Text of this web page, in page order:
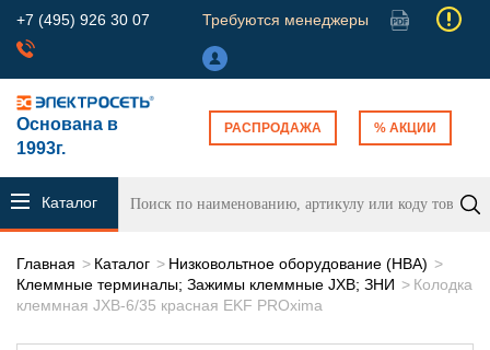
+7 (495) 926 30 07 Требуются менеджеры
Основана в
1993г.
РАСПРОДАЖА % АКЦИИ
Каталог
Главная Каталог
Низковольтное оборудование (НВА)
Клеммные терминалы; Зажимы клеммные JXB; ЗНИ
Колодка
клеммная JXB-6/35 красная EKF PROxima